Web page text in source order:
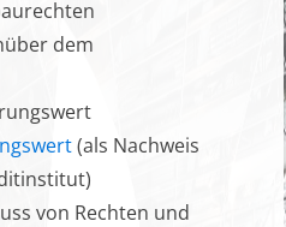
dem
(als Nachweis
von Rechten und